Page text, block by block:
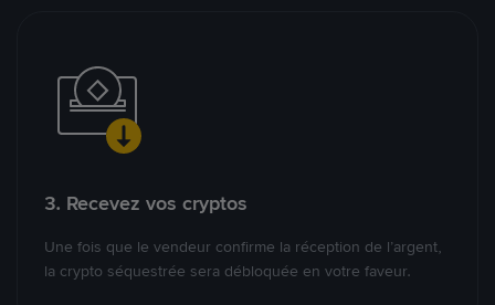
3. Recevez vos cryptos
Une fois que le vendeur confirme la réception de l’argent,
la crypto séquestrée sera débloquée en votre faveur.